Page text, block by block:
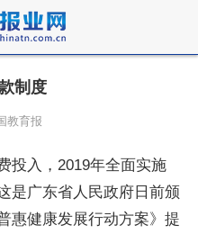
制度
教育报
投入，2019年全面实施
是广东省人民政府日前颁
惠健康发展行动方案》提